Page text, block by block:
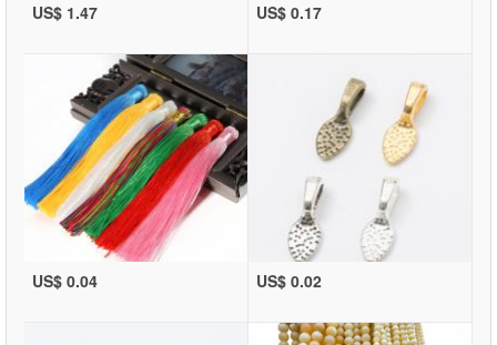
US$ 1.47 US$ 0.17
US$ 0.04 US$ 0.02